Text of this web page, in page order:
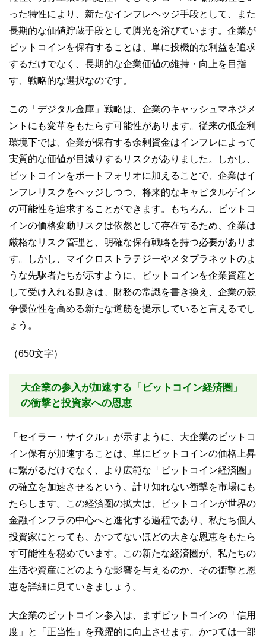
った特性により、新たなインフレヘッジ手段として、また
長期的な価値貯蔵手段として脚光を浴びています。企業が
ビットコインを保有することは、単に投機的な利益を追求
するだけでなく、長期的な企業価値の維持・向上を目指
す、戦略的な選択なのです。
この「デジタル金庫」戦略は、企業のキャッシュマネジメ
ントにも変革をもたらす可能性があります。従来の低金利
環境下では、企業が保有する余剰資金はインフレによって
実質的な価値が目減りするリスクがありました。しかし、
ビットコインをポートフォリオに加えることで、企業はイ
ンフレリスクをヘッジしつつ、将来的なキャピタルゲイン
の可能性を追求することができます。もちろん、ビットコ
インの価格変動リスクは依然として存在するため、企業は
厳格なリスク管理と、明確な保有戦略を持つ必要がありま
す。しかし、マイクロストラテジーやメタプラネットのよ
うな先駆者たちが示すように、ビットコインを企業資産と
して受け入れる動きは、財務の常識を書き換え、企業の競
争優位性を高める新たな道筋を提示していると言えるでし
ょう。
（650文字）
大企業の参入が加速する「ビットコイン経済圏」
の衝撃と投資家への恩恵
「セイラー・サイクル」が示すように、大企業のビットコ
イン保有が加速することは、単にビットコインの価格上昇
に繋がるだけでなく、より広範な「ビットコイン経済圏」
の確立を加速させるという、計り知れない衝撃を市場にも
たらします。この経済圏の拡大は、ビットコインが世界の
金融インフラの中心へと進化する過程であり、私たち個人
投資家にとっても、かつてないほどの大きな恩恵をもたら
す可能性を秘めています。この新たな経済圏が、私たちの
生活や資産にどのような影響を与えるのか、その衝撃と恩
恵を詳細に見ていきましょう。
大企業のビットコイン参入は、まずビットコインの「信用
度」と「正当性」を飛躍的に向上させます。かつては一部